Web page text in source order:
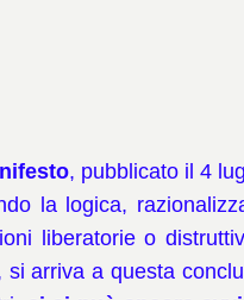
, pubblicato il 4
la logica,
liberatorie o
arriva a questa